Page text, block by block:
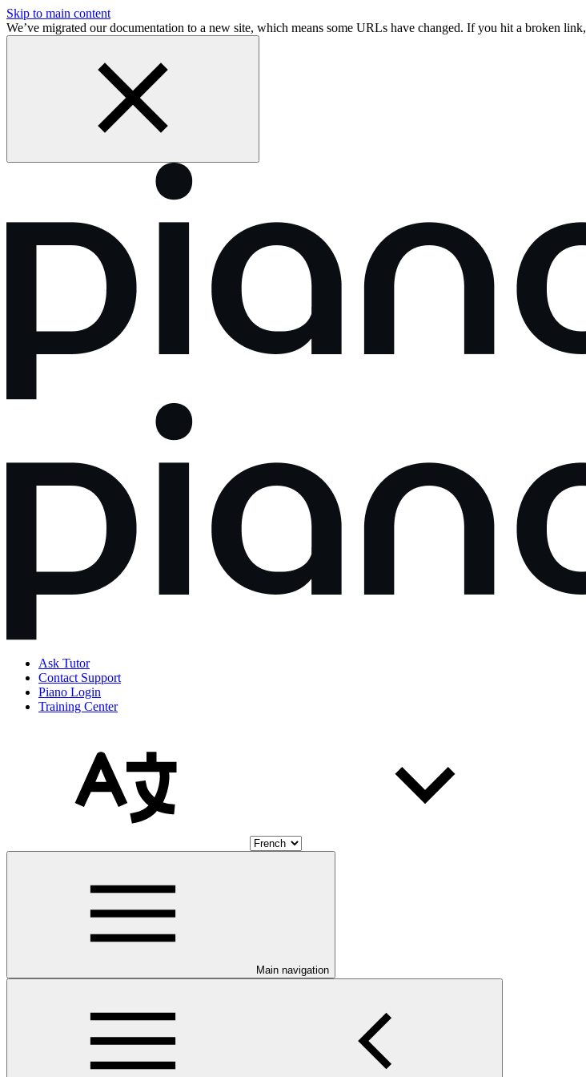
Skip to main content
We’ve migrated our documentation to a new site, which means some URLs have changed. If you hit a broken link,
Ask Tutor
Contact Support
Piano Login
Training Center
Main navigation